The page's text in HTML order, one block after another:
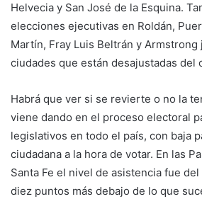
Helvecia y San José de la Esquina.
elecciones ejecutivas en Roldán,
Martín, Fray Luis Beltrán y
ciudades que están desajustadas del
Habrá que ver si se revierte o no la
viene dando en el proceso electoral
legislativos en todo el país, con baja
ciudadana a la hora de votar. En las
Santa Fe el nivel de asistencia fue
diez puntos más debajo de lo que